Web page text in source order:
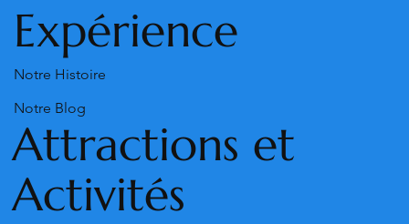
Expérience
Notre Histoire
Notre Blog
Attractions et
Activités